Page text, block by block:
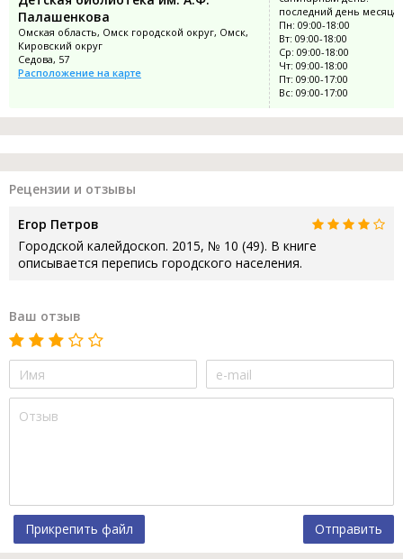
Палашенкова
Омская область, Омск городской округ, Омск,
Кировский округ
Седова, 57
Расположение на карте
последний день месяца
Пн: 09:00-18:00
Вт: 09:00-18:00
Ср: 09:00-18:00
Чт: 09:00-18:00
Пт: 09:00-17:00
Вс: 09:00-17:00
Рецензии и отзывы
Егор Петров
Городской калейдоскоп. 2015, № 10 (49). В книге
описывается перепись городского населения.
Ваш отзыв
Прикрепить файл Отправить